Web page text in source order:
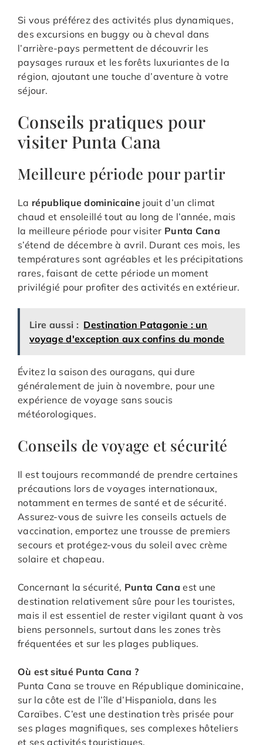
Si vous préférez des activités plus dynamiques,
des excursions en buggy ou à cheval dans
l’arrière-pays permettent de découvrir les
paysages ruraux et les forêts luxuriantes de la
région, ajoutant une touche d’aventure à votre
séjour.
Conseils pratiques pour
visiter Punta Cana
Meilleure période pour partir
La république dominicaine jouit d’un climat
chaud et ensoleillé tout au long de l’année, mais
la meilleure période pour visiter Punta Cana
s’étend de décembre à avril. Durant ces mois, les
températures sont agréables et les précipitations
rares, faisant de cette période un moment
privilégié pour profiter des activités en extérieur.
Lire aussi : Destination Patagonie : un
voyage d'exception aux confins du monde
Évitez la saison des ouragans, qui dure
généralement de juin à novembre, pour une
expérience de voyage sans soucis
météorologiques.
Conseils de voyage et sécurité
Il est toujours recommandé de prendre certaines
précautions lors de voyages internationaux,
notamment en termes de santé et de sécurité.
Assurez-vous de suivre les conseils actuels de
vaccination, emportez une trousse de premiers
secours et protégez-vous du soleil avec crème
solaire et chapeau.
Concernant la sécurité, Punta Cana est une
destination relativement sûre pour les touristes,
mais il est essentiel de rester vigilant quant à vos
biens personnels, surtout dans les zones très
fréquentées et sur les plages publiques.
Où est situé Punta Cana ?
Punta Cana se trouve en République dominicaine,
sur la côte est de l’île d’Hispaniola, dans les
Caraïbes. C’est une destination très prisée pour
ses plages magnifiques, ses complexes hôteliers
et ses activités touristiques.